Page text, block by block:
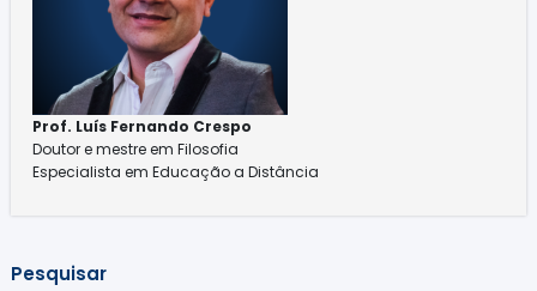
Prof. Luís Fernando Crespo
Doutor e mestre em Filosofia
Especialista em Educação a Distância
Pesquisar